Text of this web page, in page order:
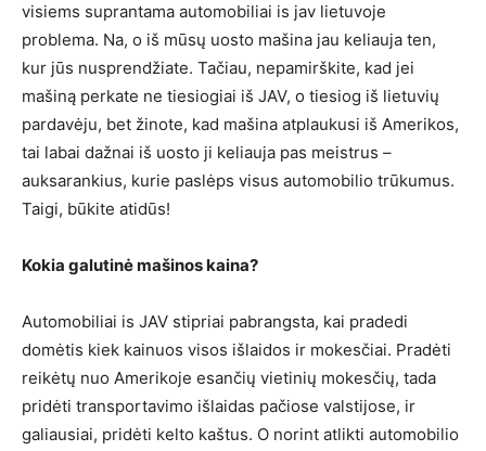
visiems suprantama automobiliai is jav lietuvoje
problema. Na, o iš mūsų uosto mašina jau keliauja ten,
kur jūs nusprendžiate. Tačiau, nepamirškite, kad jei
mašiną perkate ne tiesiogiai iš JAV, o tiesiog iš lietuvių
pardavėju, bet žinote, kad mašina atplaukusi iš Amerikos,
tai labai dažnai iš uosto ji keliauja pas meistrus –
auksarankius, kurie paslėps visus automobilio trūkumus.
Taigi, būkite atidūs!
Kokia galutinė mašinos kaina?
Automobiliai is JAV stipriai pabrangsta, kai pradedi
domėtis kiek kainuos visos išlaidos ir mokesčiai. Pradėti
reikėtų nuo Amerikoje esančių vietinių mokesčių, tada
pridėti transportavimo išlaidas pačiose valstijose, ir
galiausiai, pridėti kelto kaštus. O norint atlikti automobilio